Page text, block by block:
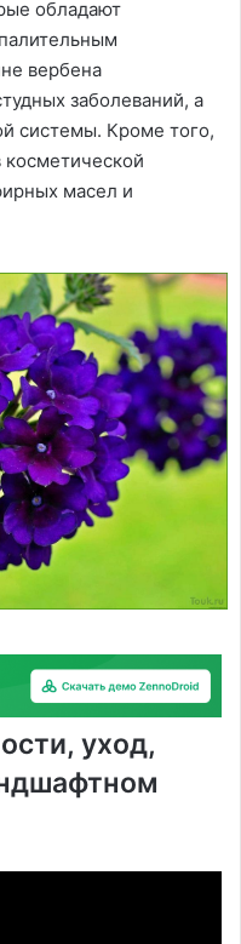
обладают
вербена
заболеваний, а
системы. Кроме того,
масел и
уход,